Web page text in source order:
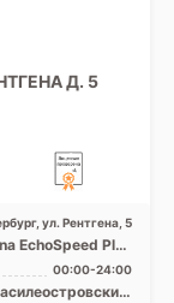
Д. 5
ул. Рентгена, 5
EchoSpeed Plus
закрытый тип, GE
16 срезов ...
00:00-24:00